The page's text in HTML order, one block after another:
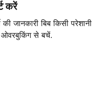
करें
जानकारी बिब किसी परेशानी
से बचें.